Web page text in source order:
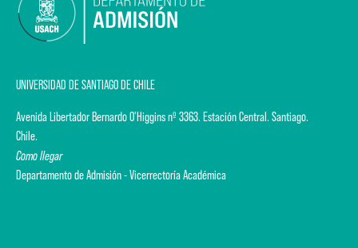
UNIVERSIDAD DE SANTIAGO DE CHILE
Avenida Libertador Bernardo O'Higgins nº 3363. Estación Central. Santiago.
Chile.
Como llegar
Departamento de Admisión - Vicerrectoría Académica